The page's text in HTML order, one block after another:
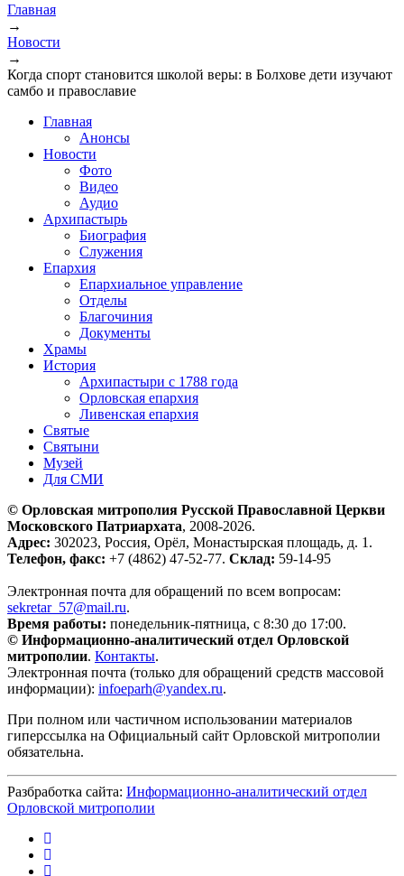
Главная
→
Новости
→
Когда спорт становится школой веры: в Болхове дети изучают
самбо и православие
Главная
Анонсы
Новости
Фото
Видео
Аудио
Архипастырь
Биография
Служения
Епархия
Епархиальное управление
Отделы
Благочиния
Документы
Храмы
История
Архипастыри с 1788 года
Орловская епархия
Ливенская епархия
Святые
Святыни
Музей
Для СМИ
© Орловская митрополия Русской Православной Церкви
Московского Патриархата, 2008-2026.
Адрес: 302023, Россия, Орёл, Монастырская площадь, д. 1.
Телефон, факс: +7 (4862) 47-52-77. Склад: 59-14-95
Электронная почта для обращений по всем вопросам:
sekretar_57@mail.ru.
Время работы: понедельник-пятница, с 8:30 до 17:00.
© Информационно-аналитический отдел Орловской
митрополии. Контакты.
Электронная почта (только для обращений средств массовой
информации): infoeparh@yandex.ru.
При полном или частичном использовании материалов
гиперссылка на Официальный сайт Орловской митрополии
обязательна.
Разбработка сайта: Информационно-аналитический отдел
Орловской митрополии